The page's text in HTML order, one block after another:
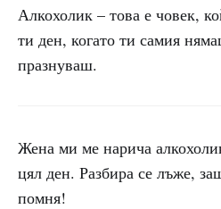
Алкохолик – това е човек,
ти ден, когато ти самия
празнуваш.
Жена ми ме нарича
цял ден. Разбира се лъже,
помня!